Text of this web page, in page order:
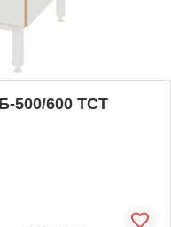
500/600 ТСТ